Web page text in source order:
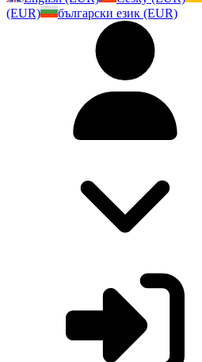
(EUR)
български език (EUR)